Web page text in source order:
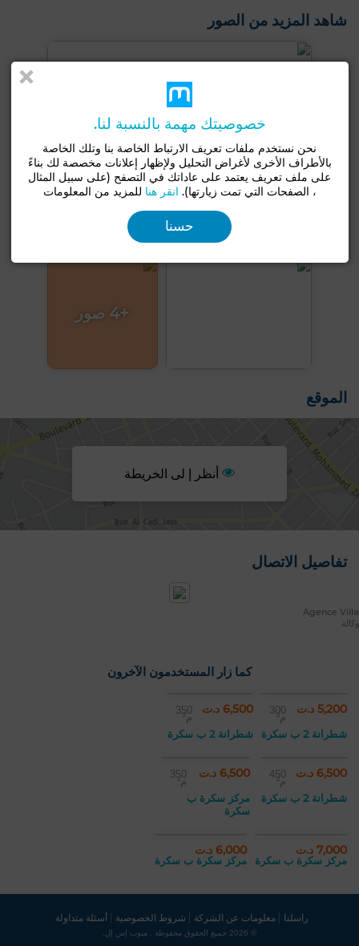
شاهد المزيد من الصور
+4 صور
الموقع
أنظر إ لى الخريطة
تفاصيل الاتصال
Agence Villa
وكالة
كما زار المستخدمون الآخرون
5,200 د.ت 300
م²
شطرانة 2 ب سكرة
6,500 د.ت 350
م²
شطرانة 2 ب سكرة
6,500 د.ت 450
م²
شطرانة 2 ب سكرة
6,500 د.ت 350
م²
مركز سكرة ب
سكرة
7,000 د.ت
مركز سكرة ب سكرة
6,000 د.ت
مركز سكرة ب سكرة
راسلنا معلومات عن الشركة شروط الخصوصية أسئلة متداولة
© 2026 جميع الحقوق محفوظة . مبوب إس إل.
خصوصيتك مهمة بالنسبة لنا.
نحن نستخدم ملفات تعريف الارتباط الخاصة بنا وتلك الخاصة
بالأطراف الأخرى لأغراض التحليل ولإظهار إعلانات مخصصة لك بناءً
على ملف تعريف يعتمد على عاداتك في التصفح (على سبيل المثال
، الصفحات التي تمت زيارتها). انقر هنا للمزيد من المعلومات
حسنا